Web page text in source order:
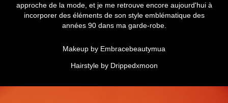
approche de la mode, et je me retrouve encore aujourd'hui à
incorporer des éléments de son style emblématique des
années 90 dans ma garde-robe.
Makeup by Embracebeautymua
Hairstyle by Drippedxmoon